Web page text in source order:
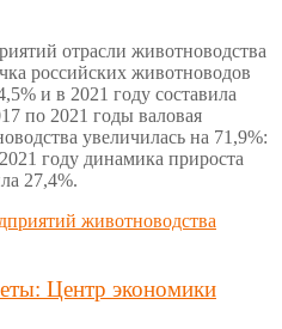
отрасли животноводства
российских животноводов
и в 2021 году составила
по 2021 годы валовая
увеличилась на 71,9%:
году динамика прироста
27,4%.
Центр экономики